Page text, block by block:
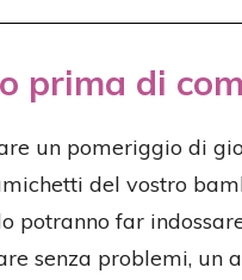
prima di
un pomeriggio di
del vostro
potranno far
senza problemi, un